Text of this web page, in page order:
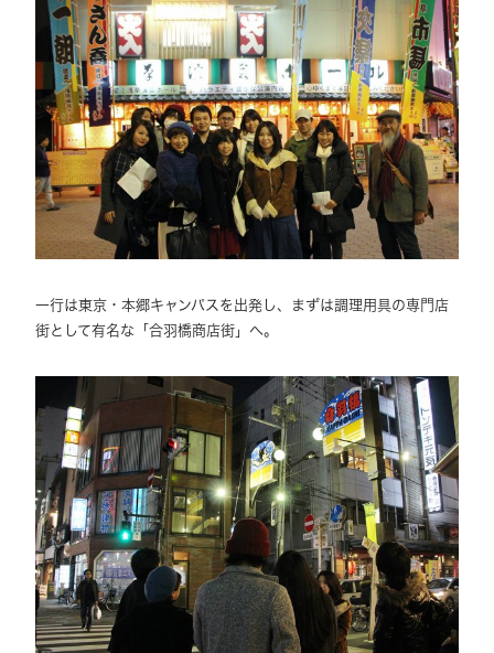
一行は東京・本郷キャンパスを出発し、まずは調理用具の専門店
街として有名な「合羽橋商店街」へ。